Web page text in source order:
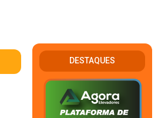
DESTAQUES